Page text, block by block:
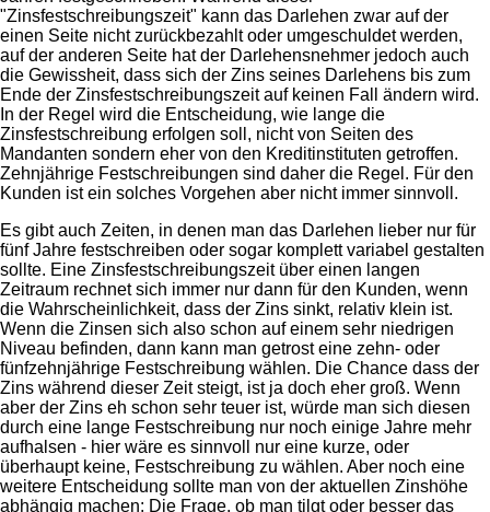
"Zinsfestschreibungszeit" kann das Darlehen zwar auf der
einen Seite nicht zurückbezahlt oder umgeschuldet werden,
auf der anderen Seite hat der Darlehensnehmer jedoch auch
die Gewissheit, dass sich der Zins seines Darlehens bis zum
Ende der Zinsfestschreibungszeit auf keinen Fall ändern wird.
In der Regel wird die Entscheidung, wie lange die
Zinsfestschreibung erfolgen soll, nicht von Seiten des
Mandanten sondern eher von den Kreditinstituten getroffen.
Zehnjährige Festschreibungen sind daher die Regel. Für den
Kunden ist ein solches Vorgehen aber nicht immer sinnvoll.
Es gibt auch Zeiten, in denen man das Darlehen lieber nur für
fünf Jahre festschreiben oder sogar komplett variabel gestalten
sollte. Eine Zinsfestschreibungszeit über einen langen
Zeitraum rechnet sich immer nur dann für den Kunden, wenn
die Wahrscheinlichkeit, dass der Zins sinkt, relativ klein ist.
Wenn die Zinsen sich also schon auf einem sehr niedrigen
Niveau befinden, dann kann man getrost eine zehn- oder
fünfzehnjährige Festschreibung wählen. Die Chance dass der
Zins während dieser Zeit steigt, ist ja doch eher groß. Wenn
aber der Zins eh schon sehr teuer ist, würde man sich diesen
durch eine lange Festschreibung nur noch einige Jahre mehr
aufhalsen - hier wäre es sinnvoll nur eine kurze, oder
überhaupt keine, Festschreibung zu wählen. Aber noch eine
weitere Entscheidung sollte man von der aktuellen Zinshöhe
abhängig machen: Die Frage, ob man tilgt oder besser das